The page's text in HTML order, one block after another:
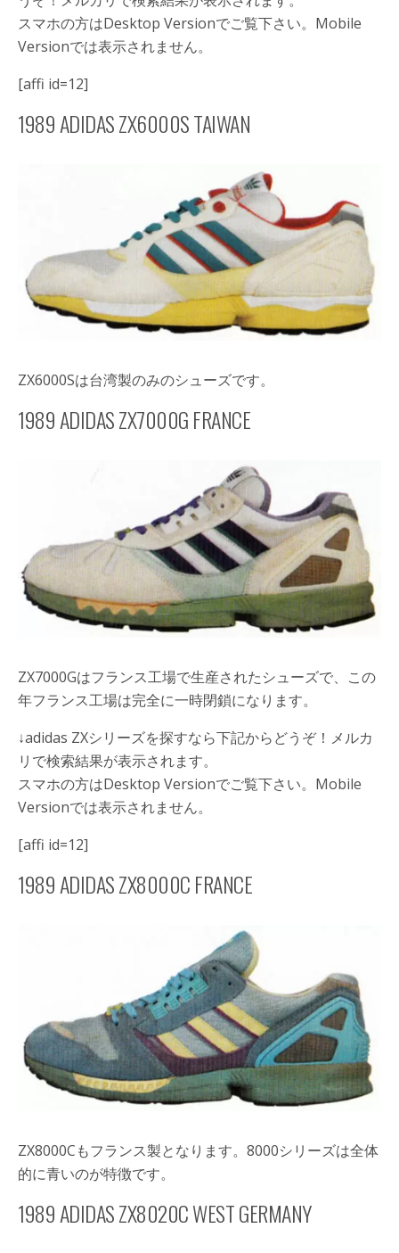
スマホの方はDesktop Versionでご覧下さい。Mobile
Versionでは表示されません。
[affi id=12]
1989 ADIDAS ZX6000S TAIWAN
ZX6000Sは台湾製のみのシューズです。
1989 ADIDAS ZX7000G FRANCE
ZX7000Gはフランス工場で生産されたシューズで、この
年フランス工場は完全に一時閉鎖になります。
↓adidas ZXシリーズを探すなら下記からどうぞ！メルカ
リで検索結果が表示されます。
スマホの方はDesktop Versionでご覧下さい。Mobile
Versionでは表示されません。
[affi id=12]
1989 ADIDAS ZX8000C FRANCE
ZX8000Cもフランス製となります。8000シリーズは全体
的に青いのが特徴です。
1989 ADIDAS ZX8020C WEST GERMANY